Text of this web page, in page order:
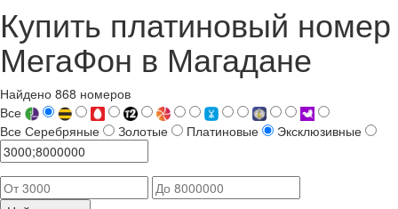
Купить платиновый номер
МегаФон в Магадане
Найдено 868 номеров
Все
Все Серебряные Золотые Платиновые Эксклюзивные